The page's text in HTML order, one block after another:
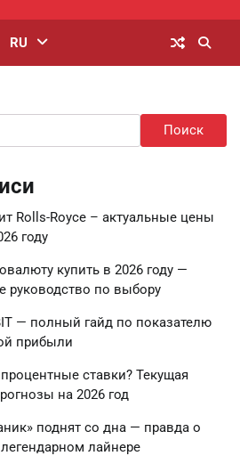
RU
Поиск
Rolls-Royce – актуальные цены
году
купить в 2026 году —
руководство по выбору
— полный гайд по показателю
прибыли
ставки? Текущая
на 2026 год
поднят со дна — правда о
лайнере